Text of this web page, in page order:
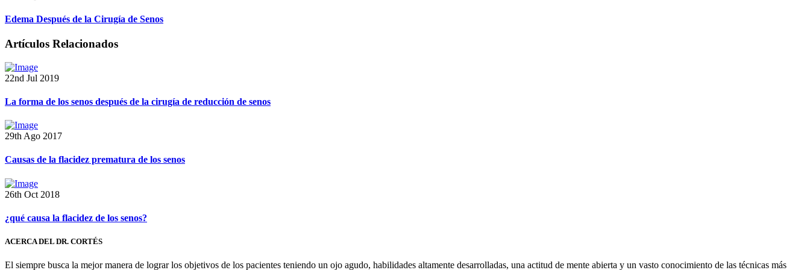
Edema Después de la Cirugía de Senos
Artículos Relacionados
22nd Jul 2019
La forma de los senos después de la cirugía de reducción de senos
29th Ago 2017
Causas de la flacidez prematura de los senos
26th Oct 2018
¿qué causa la flacidez de los senos?
ACERCA DEL DR. CORTÉS
El siempre busca la mejor manera de lograr los objetivos de los pacientes teniendo un ojo agudo, habilidades altamente desarrolladas, una actitud de mente abierta y un vasto conocimiento de las técnicas más